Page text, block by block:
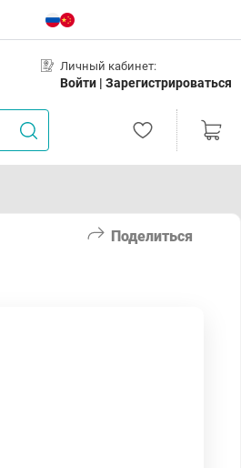
Личный кабинет:
Войти | Зарегистрироваться
Поделиться